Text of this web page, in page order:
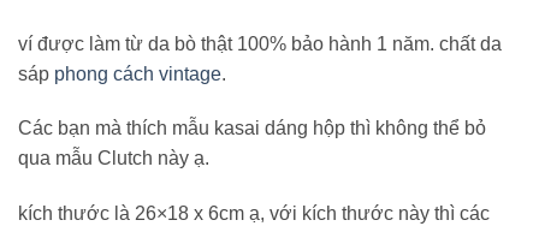
ví được làm từ da bò thật 100% bảo hành 1 năm. chất da
sáp phong cách vintage.
Các bạn mà thích mẫu kasai dáng hộp thì không thể bỏ
qua mẫu Clutch này ạ.
kích thước là 26×18 x 6cm ạ, với kích thước này thì các